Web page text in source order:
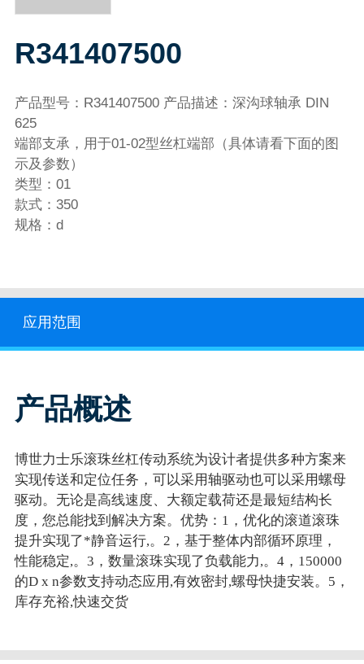
R341407500
产品型号：R341407500 产品描述：深沟球轴承 DIN
625
端部支承，用于01-02型丝杠端部（具体请看下面的图
示及参数）
类型：01
款式：350
规格：d
应用范围
产品概述
博世力士乐滚珠丝杠传动系统为设计者提供多种方案来
实现传送和定位任务，可以采用轴驱动也可以采用螺母
驱动。无论是高线速度、大额定载荷还是最短结构长
度，您总能找到解决方案。优势：1，优化的滚道滚珠
提升实现了*静音运行,。2，基于整体内部循环原理，
性能稳定,。3，数量滚珠实现了负载能力,。4，150000
的D x n参数支持动态应用,有效密封,螺母快捷安装。5，
库存充裕,快速交货